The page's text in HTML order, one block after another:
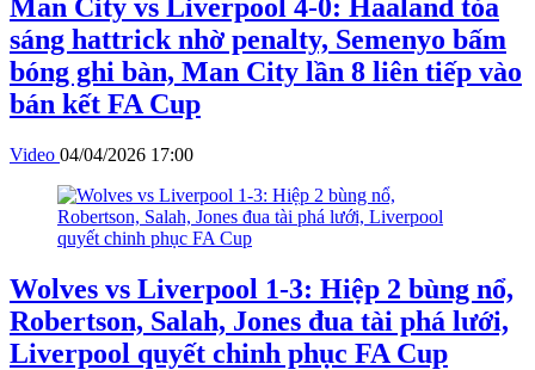
Man City vs Liverpool 4-0: Haaland tỏa
sáng hattrick nhờ penalty, Semenyo bấm
bóng ghi bàn, Man City lần 8 liên tiếp vào
bán kết FA Cup
Video 04/04/2026 17:00
Wolves vs Liverpool 1-3: Hiệp 2 bùng nổ,
Robertson, Salah, Jones đua tài phá lưới,
Liverpool quyết chinh phục FA Cup